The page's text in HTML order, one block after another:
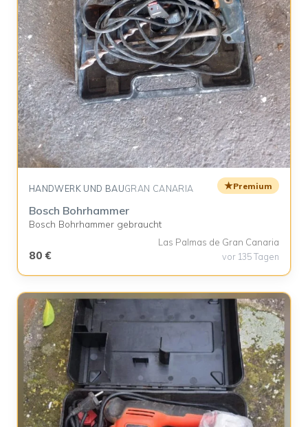
HANDWERK UND BAUGRAN CANARIA ★Premium
Bosch Bohrhammer
Bosch Bohrhammer gebraucht
80 €
Las Palmas de Gran Canaria
vor 135 Tagen